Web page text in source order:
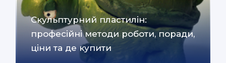
Скульптурний пластилін:
професійні методи роботи, поради,
ціни та де купити